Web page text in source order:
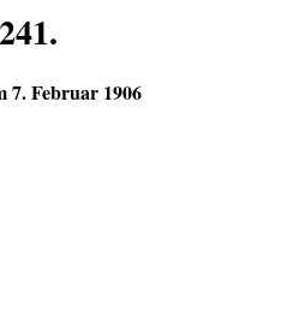
241.
7. Februar 1906